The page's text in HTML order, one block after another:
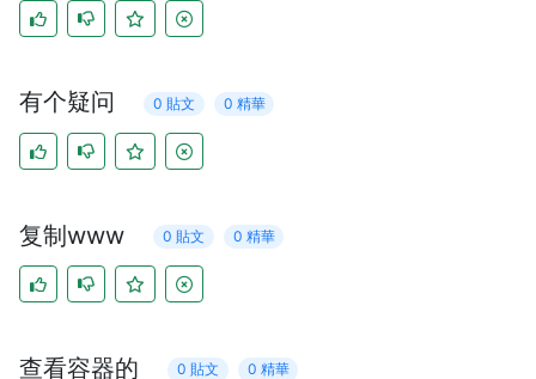
有个疑问 0 貼文 0 精華
复制www 0 貼文 0 精華
查看容器的 0 貼文 0 精華